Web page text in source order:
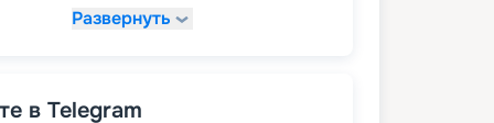
₽/ турист
Развернуть
в Telegram